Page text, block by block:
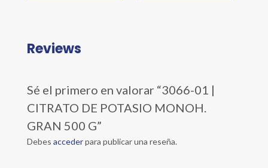
Reviews
Sé el primero en valorar “3066-01 |
CITRATO DE POTASIO MONOH.
GRAN 500 G”
Debes accederpara publicar una reseña.